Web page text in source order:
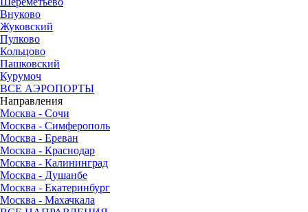
Внуково
Жуковский
Пулково
Кольцово
Пашковский
Курумоч
ВСЕ АЭРОПОРТЫ
Направления
Москва - Сочи
Москва - Симферополь
Москва - Ереван
Москва - Краснодар
Москва - Калининград
Москва - Душанбе
Москва - Екатеринбург
Москва - Махачкала